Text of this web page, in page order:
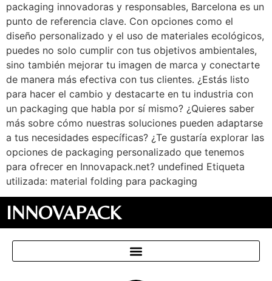
packaging innovadoras y responsables, Barcelona es un
punto de referencia clave. Con opciones como el
diseño personalizado y el uso de materiales ecológicos,
puedes no solo cumplir con tus objetivos ambientales,
sino también mejorar tu imagen de marca y conectarte
de manera más efectiva con tus clientes. ¿Estás listo
para hacer el cambio y destacarte en tu industria con
un packaging que habla por sí mismo? ¿Quieres saber
más sobre cómo nuestras soluciones pueden adaptarse
a tus necesidades específicas? ¿Te gustaría explorar las
opciones de packaging personalizado que tenemos
para ofrecer en Innovapack.net? undefined Etiqueta
utilizada: material folding para packaging
INNOVAPACK